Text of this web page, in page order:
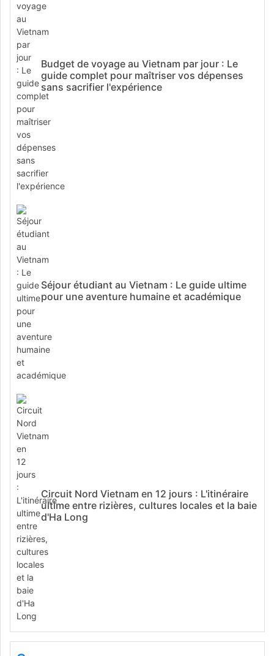
Budget de voyage au Vietnam par jour : Le
guide complet pour maîtriser vos dépenses
sans sacrifier l'expérience
Séjour étudiant au Vietnam : Le guide ultime
pour une aventure humaine et académique
Circuit Nord Vietnam en 12 jours : L'itinéraire
ultime entre rizières, cultures locales et la baie
d'Ha Long